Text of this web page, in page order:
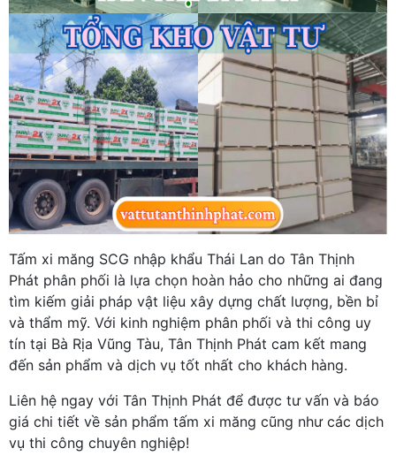
Tấm xi măng SCG nhập khẩu Thái Lan do Tân Thịnh
Phát phân phối là lựa chọn hoàn hảo cho những ai đang
tìm kiếm giải pháp vật liệu xây dựng chất lượng, bền bỉ
và thẩm mỹ. Với kinh nghiệm phân phối và thi công uy
tín tại Bà Rịa Vũng Tàu, Tân Thịnh Phát cam kết mang
đến sản phẩm và dịch vụ tốt nhất cho khách hàng.
Liên hệ ngay với Tân Thịnh Phát để được tư vấn và báo
giá chi tiết về sản phẩm tấm xi măng cũng như các dịch
vụ thi công chuyên nghiệp!